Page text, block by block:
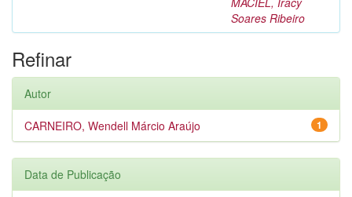
Soares Ribeiro
Refinar
Autor
1
CARNEIRO, Wendell Márcio Araújo
Data de Publicação